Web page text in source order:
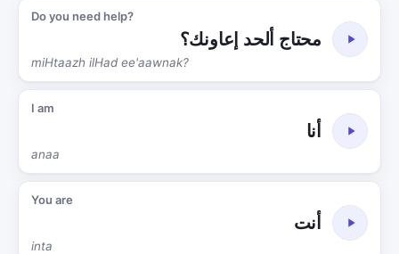
Do you need help?
محتاج ألحد إعاونك؟
miHtaazh ilHad ee'aawnak?
I am
أنا
anaa
You are
أنت
inta